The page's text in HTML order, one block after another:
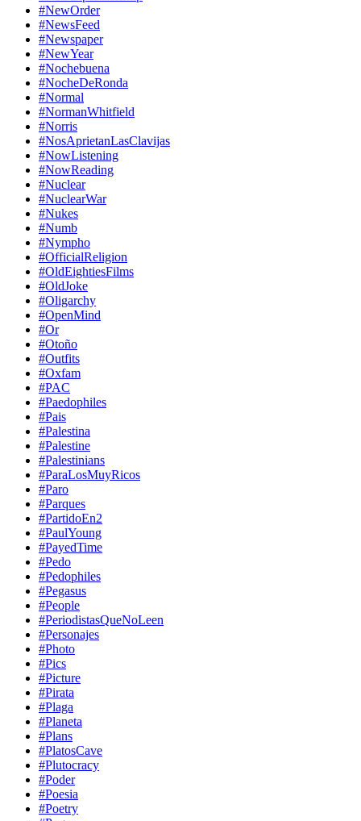
#NewOrder
#NewsFeed
#Newspaper
#NewYear
#Nochebuena
#NocheDeRonda
#Normal
#NormanWhitfield
#Norris
#NosAprietanLasClavijas
#NowListening
#NowReading
#Nuclear
#NuclearWar
#Nukes
#Numb
#Nympho
#OfficialReligion
#OldEightiesFilms
#OldJoke
#Oligarchy
#OpenMind
#Or
#Otoño
#Outfits
#Oxfam
#PAC
#Paedophiles
#Pais
#Palestina
#Palestine
#Palestinians
#ParaLosMuyRicos
#Paro
#Parques
#PartidoEn2
#PaulYoung
#PayedTime
#Pedo
#Pedophiles
#Pegasus
#People
#PeriodistasQueNoLeen
#Personajes
#Photo
#Pics
#Picture
#Pirata
#Plaga
#Planeta
#Plans
#PlatosCave
#Plutocracy
#Poder
#Poesia
#Poetry